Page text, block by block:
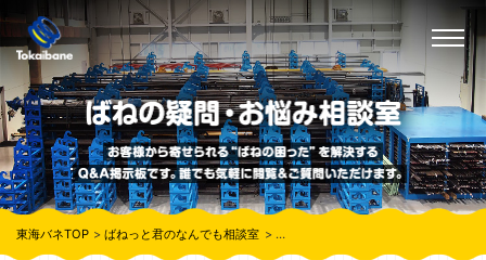
東海バネTOP ばねっと君のなんでも相談室 ばねにより、1～10gfの加重を10mm